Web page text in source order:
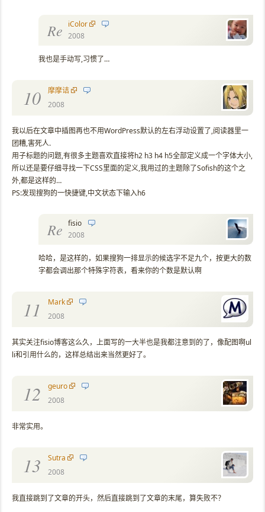
Re
iColor
2008
我也是手动写,习惯了…
10
摩摩诘
2008
我以后在文章中插图再也不用WordPress默认的左右浮动设置了,阅读器里一
团糟,害死人.
用子标题的问题,有很多主题喜欢直接将h2 h3 h4 h5全部定义成一个字体大小,
所以还是要仔细寻找一下CSS里面的定义,我用过的主题除了Sofish的这个之
外,都是这样的…
PS:发现搜狗的一快捷键,中文状态下输入h6
Re fisio
2008
哈哈，是这样的，如果搜狗一排显示的候选字不足九个，按更大的数
字都会调出那个特殊字符表，看来你的个数是默认啊
11
Mark
2008
其实关注fisio博客这么久，上面写的一大半也是我都注意到的了，像配图啊ul
li和引用什么的，这样总结出来当然更好了。
12
geuro
2008
非常实用。
13
Sutra
2008
我直接跳到了文章的开头，然后直接跳到了文章的末尾，算失败不？